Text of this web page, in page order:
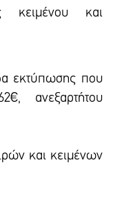
κειμένου και
εκτύπωσης που
ανεξαρτήτου
και κειμένων